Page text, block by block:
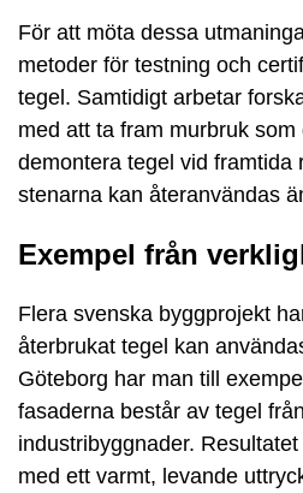
För att möta dessa
metoder för testning och
tegel. Samtidigt arbetar
med att ta fram murbruk
demontera tegel vid framtida
stenarna kan återanvändas
Exempel från
Flera svenska byggprojekt
återbrukat tegel kan
Göteborg har man till
fasaderna består av tegel
industribyggnader.
med ett varmt, levande